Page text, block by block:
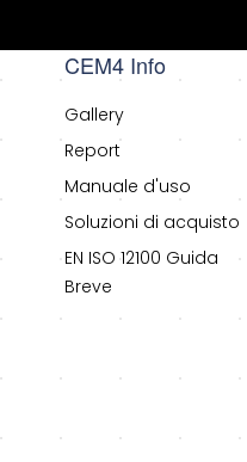
CEM4 Info
Gallery
Report
Manuale d'uso
Soluzioni di acquisto
EN ISO 12100 Guida
Breve